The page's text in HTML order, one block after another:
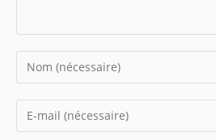
Enter
your
name
Enter
your